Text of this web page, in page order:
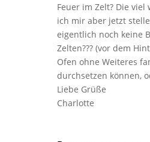
Feuer im Zelt? Die viel
ich mir aber jetzt
eigentlich noch keine
Zelten??? (vor dem
Ofen ohne Weiteres
durchsetzen können,
Liebe Grüße
Charlotte